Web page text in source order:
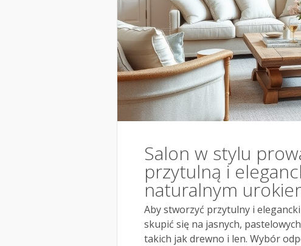
Salon w stylu
przytulną i
naturalnym
Aby stworzyć przytulny i
skupić się na jasnych,
takich jak drewno i len. Wybór